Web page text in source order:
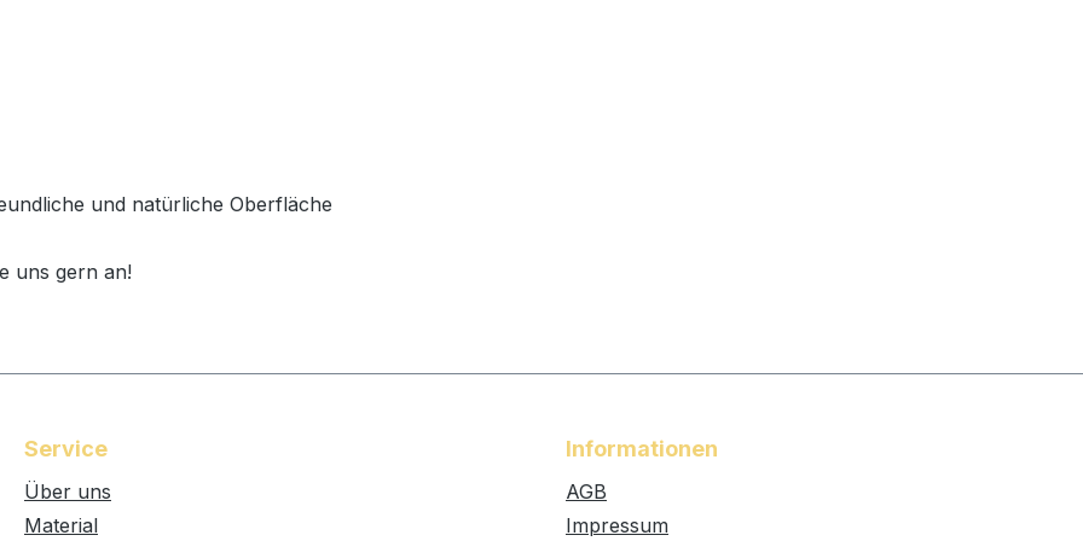
und natürliche Oberfläche
uns gern an!
Service
Über uns
Material
Informationen
AGB
Impressum